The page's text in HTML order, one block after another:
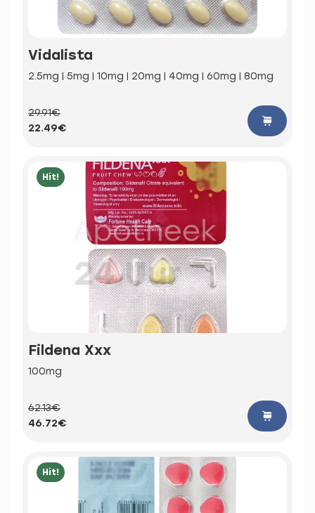
Vidalista
2.5mg | 5mg | 10mg | 20mg | 40mg | 60mg | 80mg
29.91€
22.49€
Hit!
Fildena Xxx
100mg
62.13€
46.72€
Hit!